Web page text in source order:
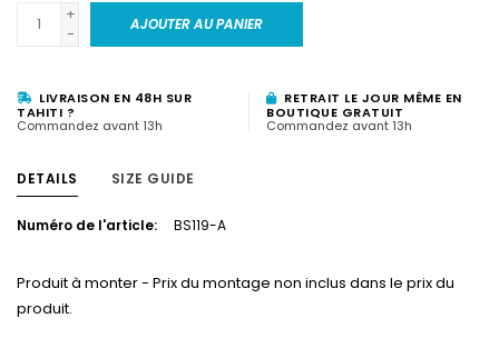
+
-
AJOUTER AU PANIER
LIVRAISON EN 48H SUR
TAHITI ?
Commandez avant 13h
RETRAIT LE JOUR MÊME EN
BOUTIQUE GRATUIT
Commandez avant 13h
DETAILS SIZE GUIDE
Numéro de l'article: BS119-A
Produit à monter - Prix du montage non inclus dans le prix du
produit.